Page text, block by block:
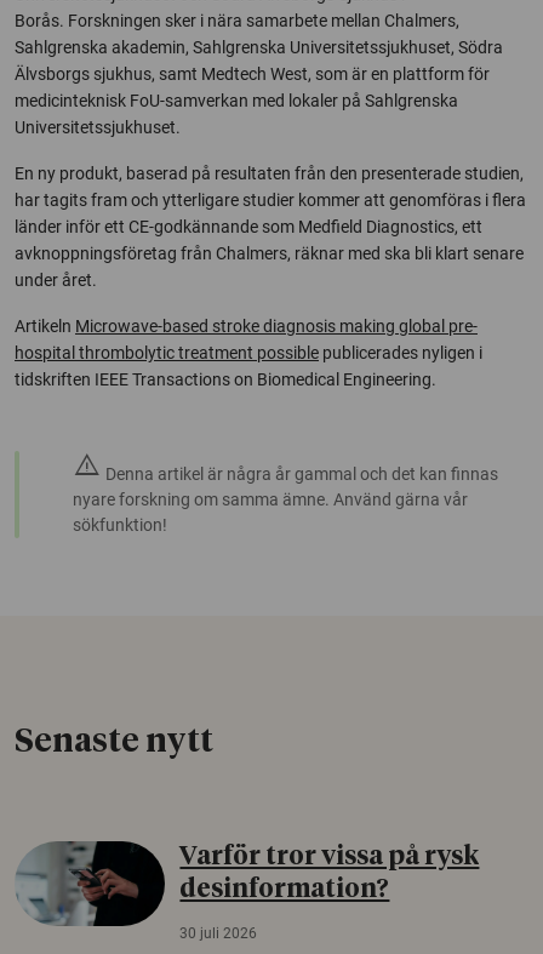
Borås. Forskningen sker i nära samarbete mellan Chalmers,
Sahlgrenska akademin, Sahlgrenska Universitetssjukhuset, Södra
Älvsborgs sjukhus, samt Medtech West, som är en plattform för
medicinteknisk FoU-samverkan med lokaler på Sahlgrenska
Universitetssjukhuset.
En ny produkt, baserad på resultaten från den presenterade studien,
har tagits fram och ytterligare studier kommer att genomföras i flera
länder inför ett CE-godkännande som Medfield Diagnostics, ett
avknoppningsföretag från Chalmers, räknar med ska bli klart senare
under året.
Artikeln Microwave-based stroke diagnosis making global pre-
hospital thrombolytic treatment possible publicerades nyligen i
tidskriften IEEE Transactions on Biomedical Engineering.
warning Denna artikel är några år gammal och det kan finnas
nyare forskning om samma ämne. Använd gärna vår
sökfunktion!
Senaste nytt
Varför tror vissa på rysk
desinformation?
30 juli 2026